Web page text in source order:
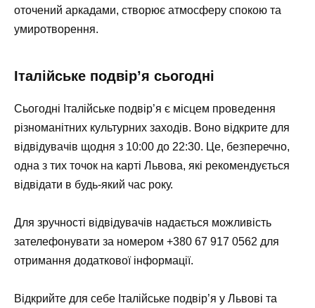
оточений аркадами, створює атмосферу спокою та
умиротворення.
Італійське подвір’я сьогодні
Сьогодні Італійське подвір’я є місцем проведення
різноманітних культурних заходів. Воно відкрите для
відвідувачів щодня з 10:00 до 22:30. Це, безперечно,
одна з тих точок на карті Львова, які рекомендується
відвідати в будь-який час року.
Для зручності відвідувачів надається можливість
зателефонувати за номером +380 67 917 0562 для
отримання додаткової інформації.
Відкрийте для себе Італійське подвір’я у Львові та